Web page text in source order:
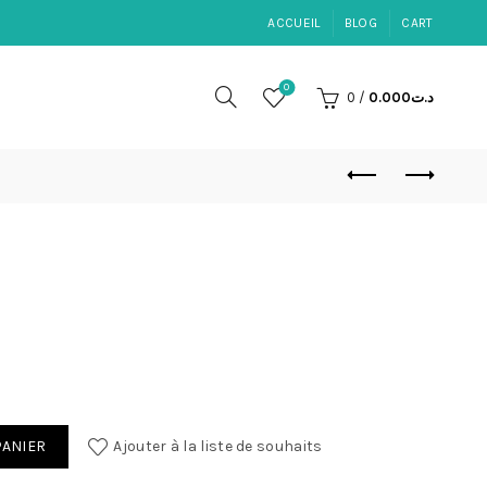
ACCUEIL BLOG CART
0
0 / د.ت0.000
Ajouter à la liste de souhaits